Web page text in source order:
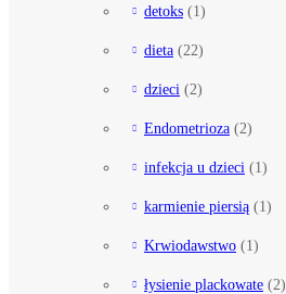
detoks (1)
dieta (22)
dzieci (2)
Endometrioza (2)
infekcja u dzieci (1)
karmienie piersią (1)
Krwiodawstwo (1)
łysienie plackowate (2)